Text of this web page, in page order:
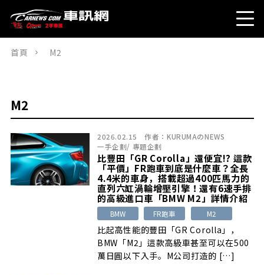
首頁 M2
M2
2026.02.15 作者： KURUMAのNEWS
一手企劃/ 專題企劃
比豐田「GR Corolla」還便宜!? 這款
「平價」FR跑車到底是什麼車？全長
4.4米的車身，搭載超過400匹馬力的
直列六缸渦輪增壓引擎！還有6速手排
的高級進口車「BMW M2」詳情介紹
BMW FR跑車 M2
比起高性能的豐田「GR Corolla」，
BMW「M2」這款高級車甚至可以在500
萬日圓以下入手。M公司打造的 […]